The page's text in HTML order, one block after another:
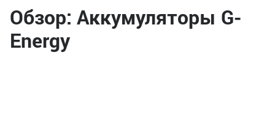
Обзор: Аккумуляторы G-
Energy